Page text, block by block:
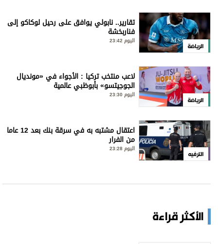
الرياضة
تقارير.. نابولي يوافق على رحيل لوكاكو إلى
فناربخشة
اليوم 23:42
الرياضة
لاعب منتخب تركيا : الأجواء في «مونديال
الجوجيتسو» بأبوظبي عالمية
اليوم 23:30
الترفيه
اعتقال مشتبه به في سرقة بنك بعد 12 عاما
من الفرار
اليوم 23:28
الأكثر قراءة